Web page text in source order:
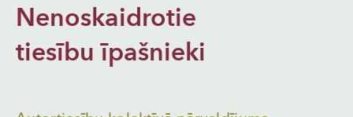
Nenoskaidrotie
tiesību īpašnieki